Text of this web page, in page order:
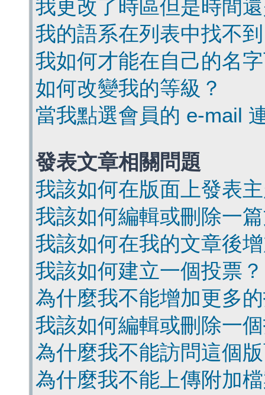
我更改了時區但是時間
我的語系在列表中找不
我如何才能在自己的名
如何改變我的等級？
當我點選會員的 e-mail
發表文章相關問題
我該如何在版面上發表
我該如何編輯或刪除一
我該如何在我的文章後
我該如何建立一個投票？
為什麼我不能增加更多
我該如何編輯或刪除一
為什麼我不能訪問這個
為什麼我不能上傳附加